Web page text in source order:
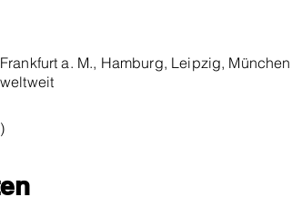
a. M., Hamburg, Leipzig,